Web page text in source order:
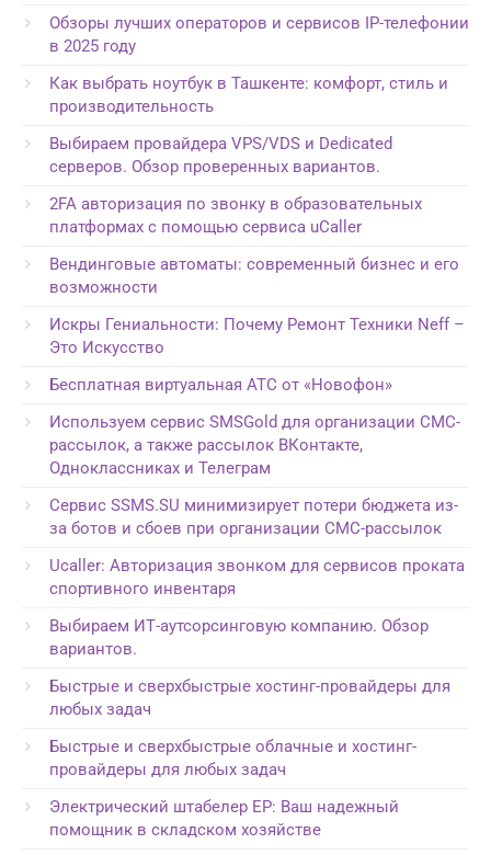
Обзоры лучших операторов и сервисов IP-телефонии
в 2025 году
Как выбрать ноутбук в Ташкенте: комфорт, стиль и
производительность
Выбираем провайдера VPS/VDS и Dedicated
серверов. Обзор проверенных вариантов.
2FA авторизация по звонку в образовательных
платформах с помощью сервиса uCaller
Вендинговые автоматы: современный бизнес и его
возможности
Искры Гениальности: Почему Ремонт Техники Neff –
Это Искусство
Бесплатная виртуальная АТС от «Новофон»
Используем сервис SMSGold для организации СМС-
рассылок, а также рассылок ВКонтакте,
Одноклассниках и Телеграм
Сервис SSMS.SU минимизирует потери бюджета из-
за ботов и сбоев при организации СМС-рассылок
Ucaller: Авторизация звонком для сервисов проката
спортивного инвентаря
Выбираем ИТ-аутсорсинговую компанию. Обзор
вариантов.
Быстрые и сверхбыстрые хостинг-провайдеры для
любых задач
Быстрые и сверхбыстрые облачные и хостинг-
провайдеры для любых задач
Электрический штабелер EP: Ваш надежный
помощник в складском хозяйстве